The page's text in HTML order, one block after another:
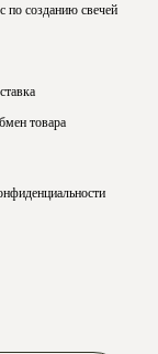
по созданию свечей
товара